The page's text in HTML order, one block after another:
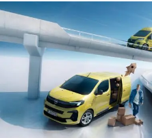
hatalarının yanı sıra; yaya
yayaya tanımamak, şerit
kullanmamak, trafik ışıkları
etmek ve gereksiz korna
sebep olmak gibi trafik
sürücü davranışlarının
attığına dikkat çekti.